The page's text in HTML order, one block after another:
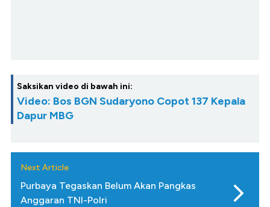
Saksikan video di bawah ini:
Video: Bos BGN Sudaryono Copot 137 Kepala
Dapur MBG
Next Article
Purbaya Tegaskan Belum Akan Pangkas
Anggaran TNI-Polri